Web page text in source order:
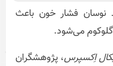
نوسان فشار خون باعث
گلوکوم می‌شود.
اِکسپرس، پژوهشگران